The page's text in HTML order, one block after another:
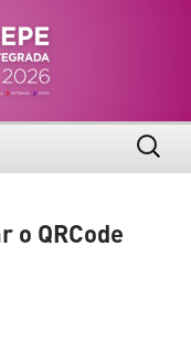
Ensino,
por:
o QRCode